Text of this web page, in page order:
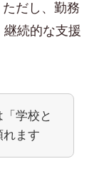
だし、勤務
継続的な支援
学校と
れます